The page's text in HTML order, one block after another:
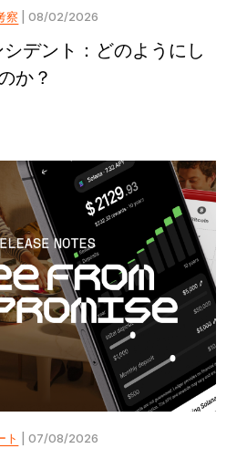
察 | 08/02/2026
デント：どのようにし
か？
ト | 07/08/2026